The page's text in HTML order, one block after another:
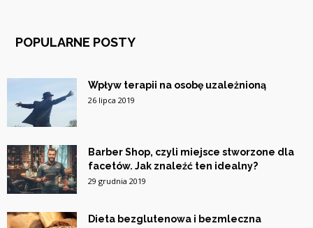
POPULARNE POSTY
Wpływ terapii na osobę uzależnioną
26 lipca 2019
Barber Shop, czyli miejsce stworzone dla
facetów. Jak znaleźć ten idealny?
29 grudnia 2019
Dieta bezglutenowa i bezmleczna